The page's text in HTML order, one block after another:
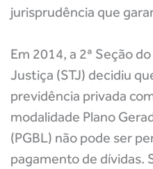
jurisprudência que
Em 2014, a 2ª Seção
Justiça (STJ) decidiu
previdência privada
modalidade Plano
(PGBL) não pode ser
pagamento de dívidas.